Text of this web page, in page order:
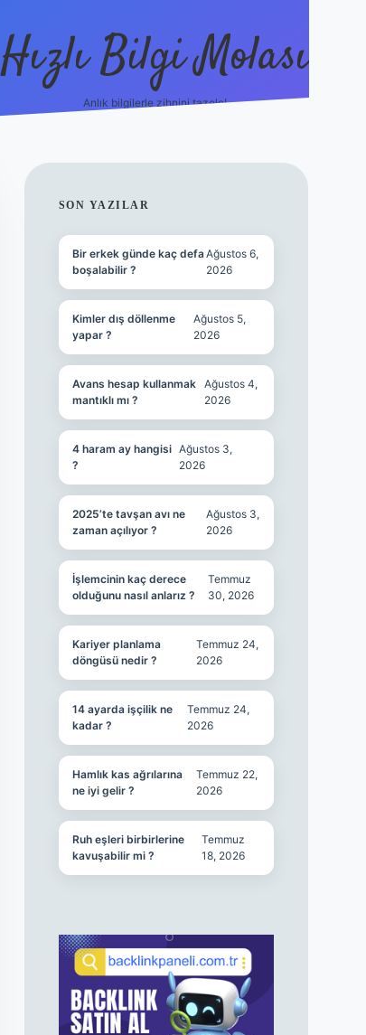
Hızlı Bilgi Molası
Anlık bilgilerle zihnini tazele!
SIDEBAR
SON YAZILAR
Bir erkek günde kaç defa
boşalabilir ?
Ağustos 6,
2026
Kimler dış döllenme
yapar ?
Ağustos 5,
2026
Avans hesap kullanmak
mantıklı mı ?
Ağustos 4,
2026
4 haram ay hangisi
?
Ağustos 3,
2026
2025’te tavşan avı ne
zaman açılıyor ?
Ağustos 3,
2026
İşlemcinin kaç derece
olduğunu nasıl anlarız ?
Temmuz
30, 2026
Kariyer planlama
döngüsü nedir ?
Temmuz 24,
2026
14 ayarda işçilik ne
kadar ?
Temmuz 24,
2026
Hamlık kas ağrılarına
ne iyi gelir ?
Temmuz 22,
2026
Ruh eşleri birbirlerine
kavuşabilir mi ?
Temmuz
18, 2026
ilbet mobil